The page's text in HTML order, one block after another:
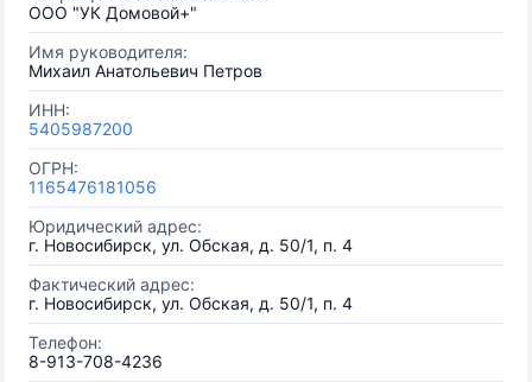
ООО "УК Домовой+"
Имя руководителя:
Михаил Анатольевич Петров
ИНН:
5405987200
ОГРН:
1165476181056
Юридический адрес:
г. Новосибирск, ул. Обская, д. 50/1, п. 4
Фактический адрес:
г. Новосибирск, ул. Обская, д. 50/1, п. 4
Телефон:
8-913-708-4236